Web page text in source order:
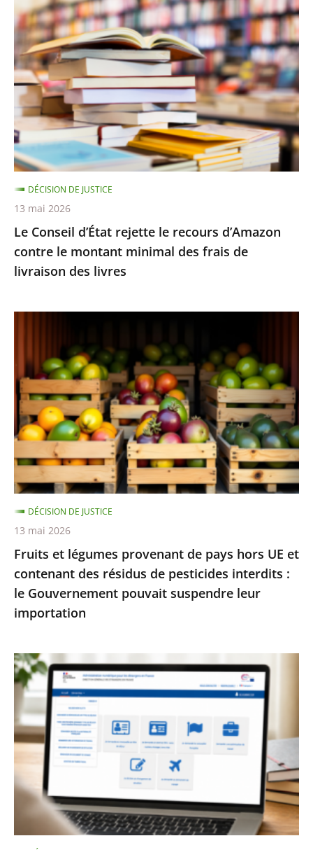
la
République
qui
est
liée
aux
relations
interna...
Conseil
d’État
rejette
le
recours
d’Amazon
contre
le
montant
minimal
des
frais
de
livraison
livres
Le Conseil d’État rejette le recours d’Amazon
contre le montant minimal des frais de
livraison des livres
DÉCISION DE JUSTICE
13 mai 2026
légumes
provenant
de
pays
hors
UE
contenant
des
résidus
de
pesticides
interdits
:
Gouvernement
pouvait
suspendre
leur
importation
Fruits et légumes provenant de pays hors UE et
contenant des résidus de pesticides interdits :
le Gouvernement pouvait suspendre leur
importation
DÉCISION DE JUSTICE
13 mai 2026
Services
publics
le
Conseil
d’État
enjoint
l’État
de